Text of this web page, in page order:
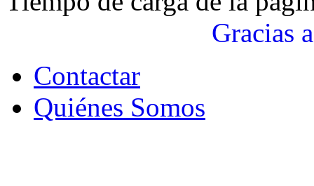
Gracias a
Contactar
Quiénes Somos